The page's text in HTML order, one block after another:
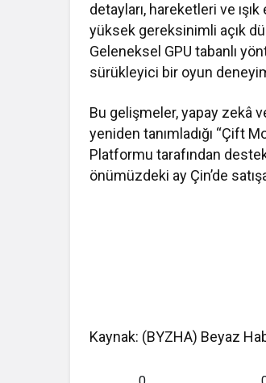
detayları, hareketleri ve
yüksek gereksinimli açık
Geleneksel GPU tabanlı
sürükleyici bir oyun
Bu gelişmeler, yapay zekâ
yeniden tanımladığı “Çift
Platformu tarafından
önümüzdeki ay Çin’de
Kaynak: (BYZHA) Beyaz